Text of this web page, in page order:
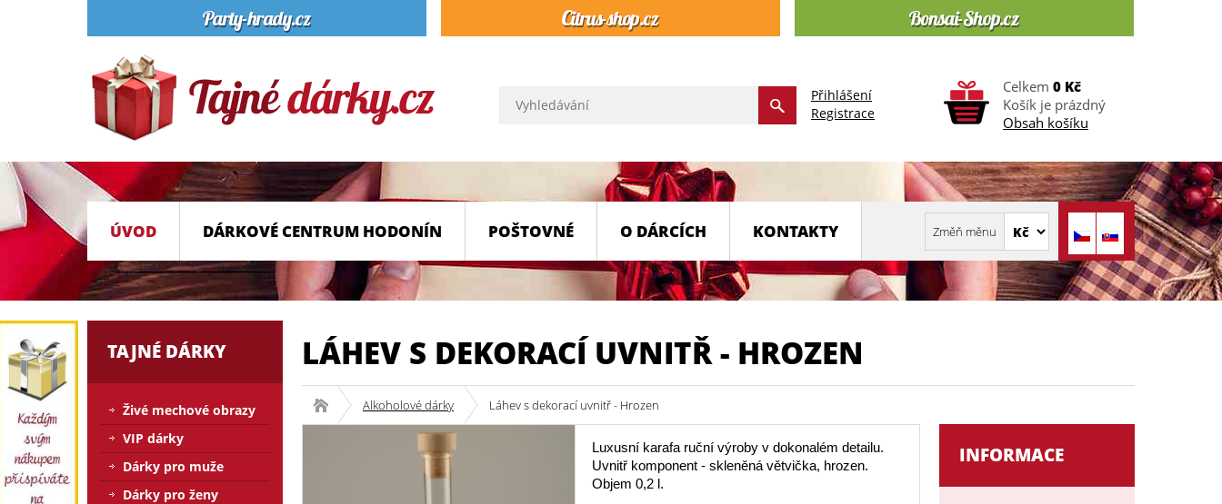
Přihlášení
Registrace
Celkem 0 Kč
Košík je prázdný
Obsah košíku
ÚVOD DÁRKOVÉ CENTRUM HODONÍN POŠTOVNÉ O DÁRCÍCH KONTAKTY
LÁHEV S DEKORACÍ UVNITŘ - HROZEN
Alkoholové dárky Láhev s dekorací uvnitř - Hrozen
Luxusní karafa ruční výroby v dokonalém detailu.
Uvnitř komponent - skleněná větvička, hrozen.
Objem 0,2 l.
INFORMACE
TAJNÉ DÁRKY
Živé mechové obrazy
VIP dárky
Dárky pro muže
Dárky pro ženy